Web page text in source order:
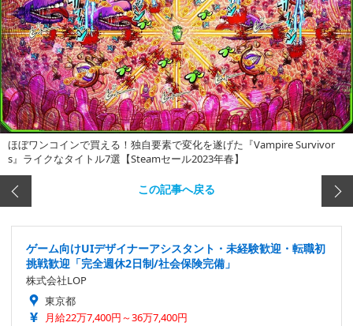
ほぼワンコインで買える！独自要素で変化を遂げた『Vampire Survivor
s』ライクなタイトル7選【Steamセール2023年春】
この記事へ戻る
ゲーム向けUIデザイナーアシスタント・未経験歓迎・転職初
挑戦歓迎「完全週休2日制/社会保険完備」
株式会社LOP
東京都
月給22万7,400円～36万7,400円